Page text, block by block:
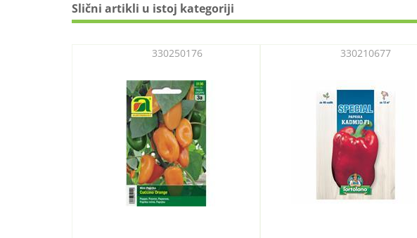
Slični artikli u istoj kategoriji
330250176 330210677